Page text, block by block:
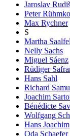
Jaroslav
Peter
Max Rychner
S
Martha
Nelly Sachs
Miguel Sáenz
Rüdiger
Hans Sahl
Richard
Joachim
Bénédicte
Wolfgang
Hans
Oda Schaefer